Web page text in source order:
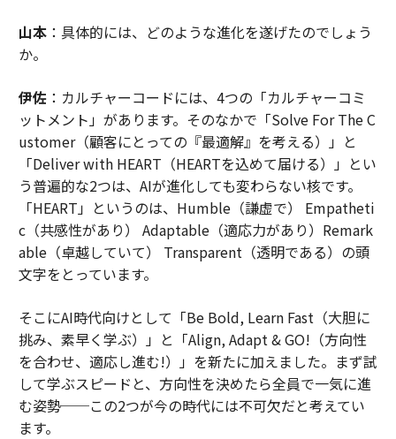
山本：具体的には、どのような進化を遂げたのでしょう
か。
伊佐：カルチャーコードには、4つの「カルチャーコミ
ットメント」があります。そのなかで「Solve For The C
ustomer（顧客にとっての『最適解』を考える）」と
「Deliver with HEART（HEARTを込めて届ける）」とい
う普遍的な2つは、AIが進化しても変わらない核です。
「HEART」というのは、Humble（謙虚で） Empatheti
c（共感性があり） Adaptable（適応力があり）Remark
able（卓越していて） Transparent（透明である）の頭
文字をとっています。
そこにAI時代向けとして「Be Bold, Learn Fast（大胆に
挑み、素早く学ぶ）」と「Align, Adapt & GO!（方向性
を合わせ、適応し進む!）」を新たに加えました。まず試
して学ぶスピードと、方向性を決めたら全員で一気に進
む姿勢──この2つが今の時代には不可欠だと考えてい
ます。